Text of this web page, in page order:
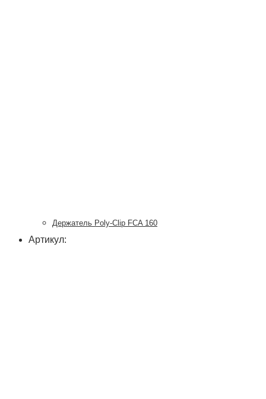
Держатель Poly-Clip FCA 160
Артикул: